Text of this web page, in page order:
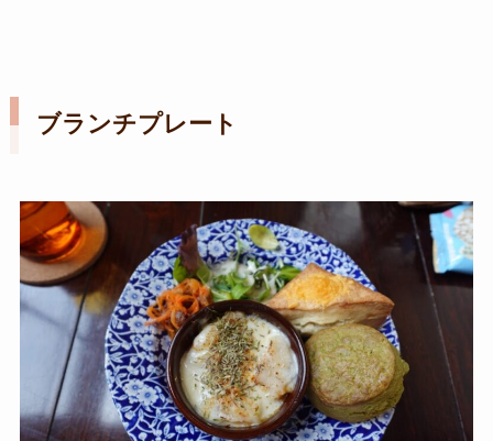
ブランチプレート